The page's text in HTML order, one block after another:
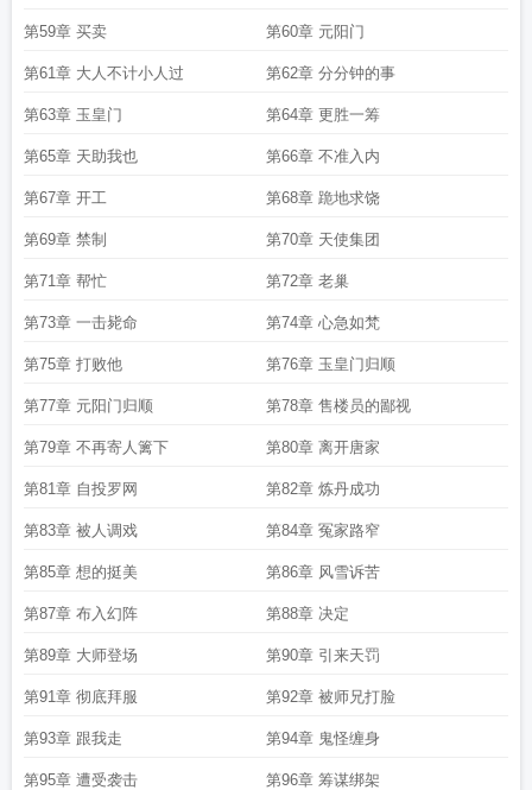
第59章 买卖 第60章 元阳门
第61章 大人不计小人过 第62章 分分钟的事
第63章 玉皇门 第64章 更胜一筹
第65章 天助我也 第66章 不准入内
第67章 开工 第68章 跪地求饶
第69章 禁制 第70章 天使集团
第71章 帮忙 第72章 老巢
第73章 一击毙命 第74章 心急如梵
第75章 打败他 第76章 玉皇门归顺
第77章 元阳门归顺 第78章 售楼员的鄙视
第79章 不再寄人篱下 第80章 离开唐家
第81章 自投罗网 第82章 炼丹成功
第83章 被人调戏 第84章 冤家路窄
第85章 想的挺美 第86章 风雪诉苦
第87章 布入幻阵 第88章 决定
第89章 大师登场 第90章 引来天罚
第91章 彻底拜服 第92章 被师兄打脸
第93章 跟我走 第94章 鬼怪缠身
第95章 遭受袭击 第96章 筹谋绑架